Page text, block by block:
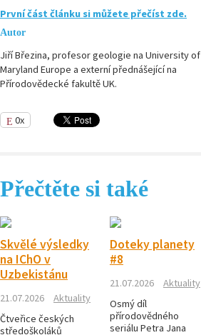
První část článku si můžete přečíst zde.
Autor
Jiří Březina, profesor geologie na University of
Maryland Europe a externí přednášející na
Přírodovědecké fakultě UK.
0x
Přečtěte si také
Skvělé výsledky
na IChO v
Uzbekistánu
21.07.2026
Aktuality
Čtveřice českých
středoškoláků
Doteky planety
#8
21.07.2026
Aktuality
Osmý díl
přírodovědného
seriálu Petra Jana